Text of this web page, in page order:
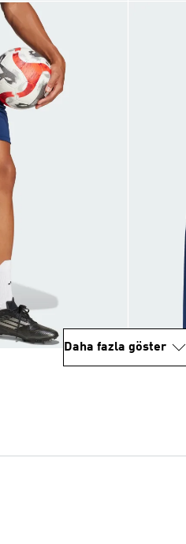
Daha fazla göster